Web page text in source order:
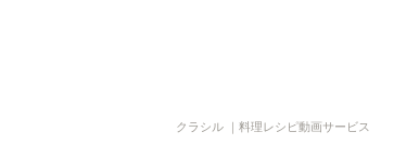
クラシル ｜料理レシピ動画サービス